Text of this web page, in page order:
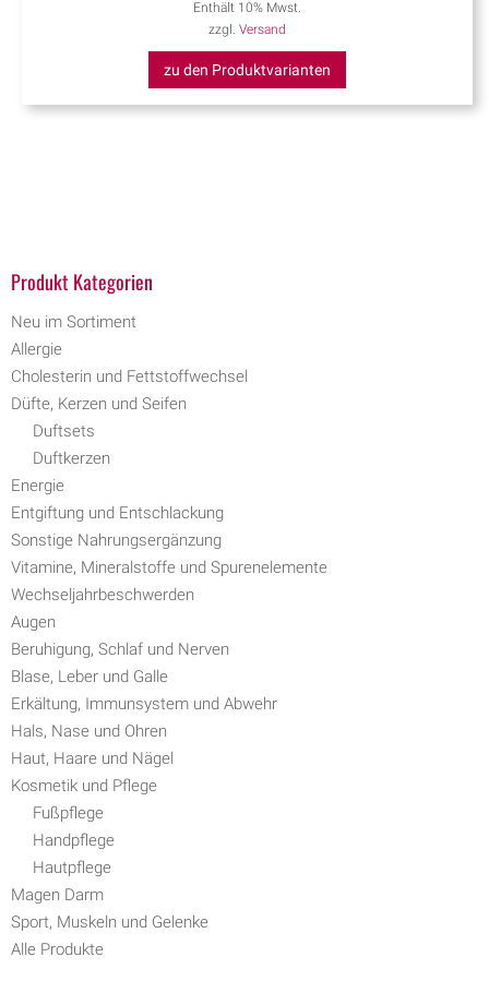
Enthält 10% Mwst.
zzgl. Versand
zu den Produktvarianten
Produkt Kategorien
Neu im Sortiment
Allergie
Cholesterin und Fettstoffwechsel
Düfte, Kerzen und Seifen
Duftsets
Duftkerzen
Energie
Entgiftung und Entschlackung
Sonstige Nahrungsergänzung
Vitamine, Mineralstoffe und Spurenelemente
Wechseljahrbeschwerden
Augen
Beruhigung, Schlaf und Nerven
Blase, Leber und Galle
Erkältung, Immunsystem und Abwehr
Hals, Nase und Ohren
Haut, Haare und Nägel
Kosmetik und Pflege
Fußpflege
Handpflege
Hautpflege
Magen Darm
Sport, Muskeln und Gelenke
Alle Produkte